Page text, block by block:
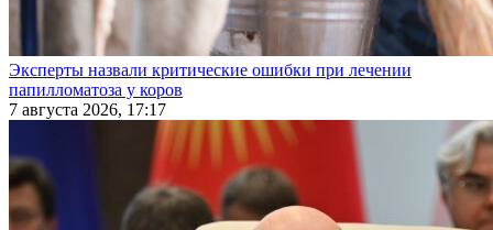
Эксперты назвали критические ошибки при лечении
папилломатоза у коров
7 августа 2026, 17:17